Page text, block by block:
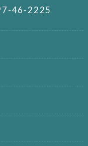
46-2225